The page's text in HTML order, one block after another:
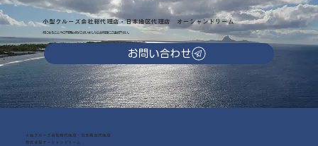
小型クルーズ会社総代理店・日本地区代理店 オーシャンドリーム
気になることやご不明な点がございましたらお気軽にご連絡下さい。
お問い合わせ
小型クルーズ会社総代理店・日本地区代理店
株式会社オーシャンドリーム